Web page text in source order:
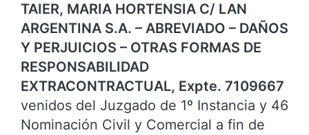
TAIER, MARIA HORTENSIA C/ LAN
ARGENTINA S.A. – ABREVIADO – DAÑOS
Y PERJUICIOS – OTRAS FORMAS DE
RESPONSABILIDAD
EXTRACONTRACTUAL, Expte. 7109667
venidos del Juzgado de 1º Instancia y 46
Nominación Civil y Comercial a fin de